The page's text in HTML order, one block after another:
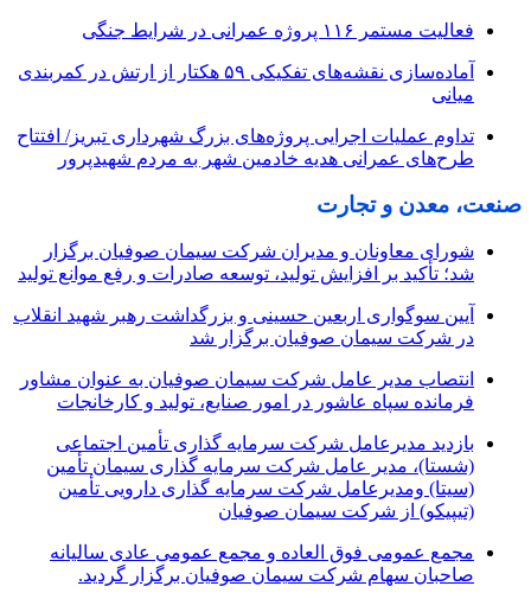
فعالیت مستمر ۱۱۶ پروژه عمرانی در شرایط جنگی
آماده‌سازی نقشه‌های تفکیکی ۵۹ هکتار از ارتش در کمربندی
میانی
تداوم عملیات اجرایی پروژه‌های بزرگ شهرداری تبریز/ افتتاح
طرح‌های عمرانی هدیه خادمین شهر به مردم شهیدپرور
صنعت، معدن و تجارت
شورای معاونان و مدیران شرکت سیمان صوفیان برگزار
شد؛ تأکید بر افزایش تولید، توسعه صادرات و رفع موانع تولید
آیین سوگواری اربعین حسینی و بزرگداشت رهبر شهید انقلاب
در شرکت سیمان صوفیان برگزار شد
انتصاب مدیر عامل شرکت سیمان صوفیان به عنوان مشاور
فرمانده سپاه عاشور در امور صنایع، تولید و کارخانجات
بازدید مدیرعامل شرکت سرمایه گذاری تأمین اجتماعی
(شستا)، مدیر عامل شرکت سرمایه گذاری سیمان تأمین
(سیتا) ومدیرعامل شرکت سرمایه گذاری دارویی تأمین
(تیپیکو) از شرکت سیمان صوفیان
مجمع عمومی فوق العاده و مجمع عمومی عادی سالیانه
صاحبان سهام شرکت سیمان صوفیان برگزار گردید.